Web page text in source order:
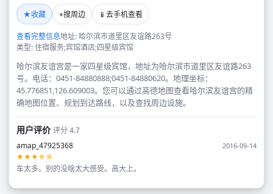
★收藏 ⌖搜周边 📱 去手机查看
查看完整信息地址: 哈尔滨市道里区友谊路263号
类型: 住宿服务;宾馆酒店;四星级宾馆
哈尔滨友谊宫是一家四星级宾馆，地址为哈尔滨市道里区友谊路263
号。电话：0451-84880888;0451-84880620。地理坐标：
45.776851,126.609003。您可以通过高德地图查看哈尔滨友谊宫的精
确地图位置、规划到达路线，以及查找周边设施。
用户评价评分 4.7
amap_47925368
2016-09-14
★★★☆☆
车太多。别的没啥太大感受。高大上。